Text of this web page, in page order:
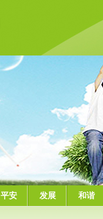
平安 发展 和谐